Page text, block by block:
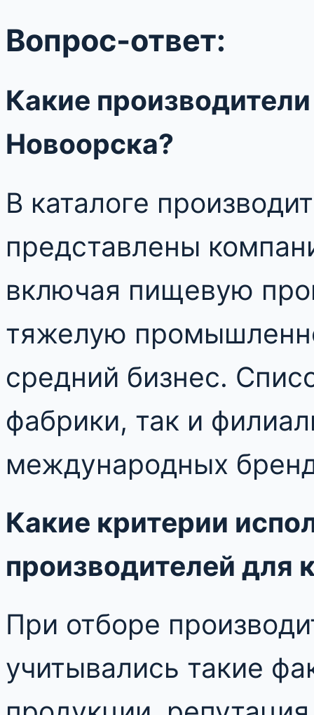
Вопрос-ответ:
Какие
Новоорска?
В каталоге
представлены
включая пищевую
тяжелую
средний бизнес.
фабрики, так и
международных
Какие критерии
производителей для
При отборе
учитывались такие